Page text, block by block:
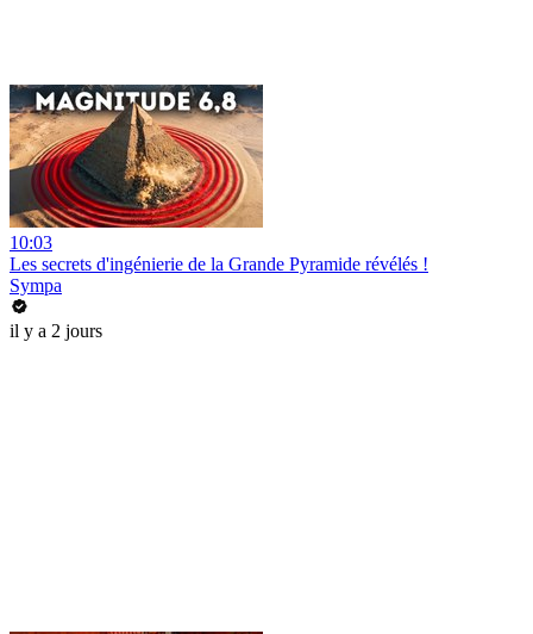
10:03
Les secrets d'ingénierie de la Grande Pyramide révélés !
Sympa
il y a 2 jours